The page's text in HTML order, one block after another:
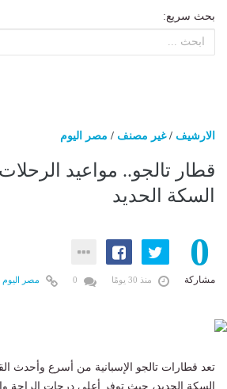
بحث سريع:
الارشيف /غير مصنف / مصر اليوم
قطار تالجو.. مواعيد
السكة الحديد
0
مشاركة منذ 30 يومًا مصر اليوم
تعد قطارات تالجو الإسبانية من أسرع وأحدث
السكة الحديد، حيث توفر أعلى درجات الراحة